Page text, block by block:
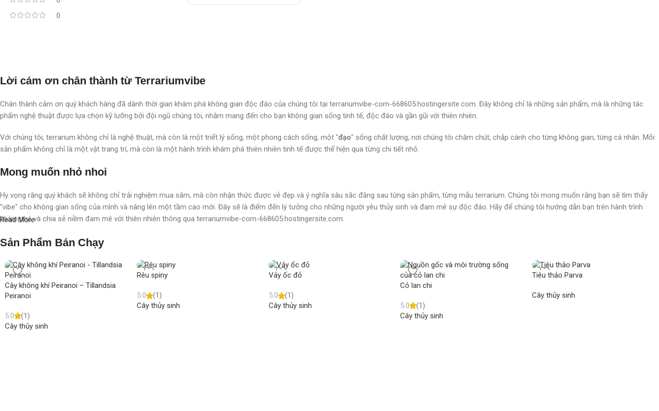
0
Lời cám ơn chân thành từ Terrariumvibe
Chân thành cảm ơn quý khách hàng đã dành thời gian khám phá không gian độc đáo của chúng tôi tại terrariumvibe-com-668605.hostingersite.com. Đây không chỉ là những sản phẩm, mà là những tác
phẩm nghệ thuật được lựa chọn kỹ lưỡng bởi đội ngũ chúng tôi, nhằm mang đến cho bạn không gian sống tinh tế, độc đáo và gần gũi với thiên nhiên.
Với chúng tôi, terrarium không chỉ là nghệ thuật, mà còn là một triết lý sống, một phong cách sống, một "đạo" sống chất lượng, nơi chúng tôi chăm chút, chắp cánh cho từng không gian, từng cá nhân. Mỗi
sản phẩm không chỉ là một vật trang trí, mà còn là một hành trình khám phá thiên nhiên tinh tế được thể hiện qua từng chi tiết nhỏ.
Mong muốn nhỏ nhoi
Hy vọng rằng quý khách sẽ không chỉ trải nghiệm mua sắm, mà còn nhận thức được vẻ đẹp và ý nghĩa sâu sắc đằng sau từng sản phẩm, từng mẫu terrarium. Chúng tôi mong muốn rằng bạn sẽ tìm thấy
"vibe" cho không gian sống của mình và nâng lên một tầm cao mới. Đây sẽ là điểm đến lý tưởng cho những người yêu thủy sinh và đam mê sự độc đáo. Hãy để chúng tôi hướng dẫn bạn trên hành trình
khám phá và chia sẻ niềm đam mê với thiên nhiên thông qua terrariumvibe-com-668605.hostingersite.com.
Read More
Sản Phẩm Bán Chạy
Cây không khí Peiranoi – Tillandsia
Peiranoi
5.0
(1)
Cây thủy sinh
Rêu spiny
5.0
(1)
Cây thủy sinh
Vảy ốc đỏ
5.0
(1)
Cây thủy sinh
Cỏ lan chi
5.0
(1)
Cây thủy sinh
Tiêu thảo Parva
Cây thủy sinh